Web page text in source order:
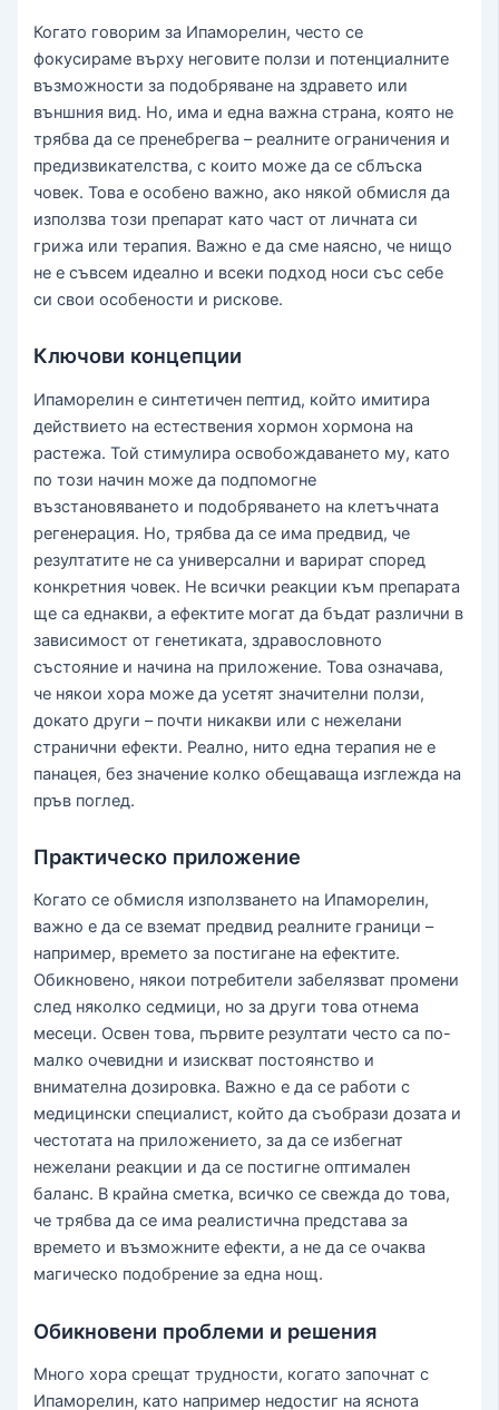
Когато говорим за Ипаморелин, често се
фокусираме върху неговите ползи и потенциалните
възможности за подобряване на здравето или
външния вид. Но, има и една важна страна, която не
трябва да се пренебрегва – реалните ограничения и
предизвикателства, с които може да се сблъска
човек. Това е особено важно, ако някой обмисля да
използва този препарат като част от личната си
грижа или терапия. Важно е да сме наясно, че нищо
не е съвсем идеално и всеки подход носи със себе
си свои особености и рискове.
Ключови концепции
Ипаморелин е синтетичен пептид, който имитира
действието на естествения хормон хормона на
растежа. Той стимулира освобождаването му, като
по този начин може да подпомогне
възстановяването и подобряването на клетъчната
регенерация. Но, трябва да се има предвид, че
резултатите не са универсални и варират според
конкретния човек. Не всички реакции към препарата
ще са еднакви, а ефектите могат да бъдат различни в
зависимост от генетиката, здравословното
състояние и начина на приложение. Това означава,
че някои хора може да усетят значителни ползи,
докато други – почти никакви или с нежелани
странични ефекти. Реално, нито една терапия не е
панацея, без значение колко обещаваща изглежда на
пръв поглед.
Практическо приложение
Когато се обмисля използването на Ипаморелин,
важно е да се вземат предвид реалните граници –
например, времето за постигане на ефектите.
Обикновено, някои потребители забелязват промени
след няколко седмици, но за други това отнема
месеци. Освен това, първите резултати често са по-
малко очевидни и изискват постоянство и
внимателна дозировка. Важно е да се работи с
медицински специалист, който да съобрази дозата и
честотата на приложението, за да се избегнат
нежелани реакции и да се постигне оптимален
баланс. В крайна сметка, всичко се свежда до това,
че трябва да се има реалистична представа за
времето и възможните ефекти, а не да се очаква
магическо подобрение за една нощ.
Обикновени проблеми и решения
Много хора срещат трудности, когато започнат с
Ипаморелин, като например недостиг на яснота